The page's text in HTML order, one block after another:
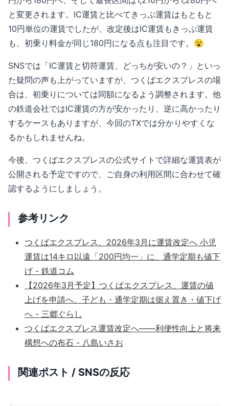
と変更されます。IC運賃と比べてきっぷ運賃はもともと
10円単位の運賃でしたが、改定後はIC運賃もきっぷ運賃
も、初乗り料金が同じ180円になる点も注目です。😮
SNSでは「IC運賃と切符運賃、どっちが安いの？」といっ
た疑問の声も上がっていますが、つくばエクスプレスの場
合は、初乗りについては同額になるよう調整されます。他
の鉄道会社ではIC運賃の方が安かったり、逆に高かったり
するケースもありますが、今回のTXでは分かりやすくな
るかもしれませんね。
今後、つくばエクスプレスの公式サイトで詳細な運賃表が
公開される予定ですので、ご自身の利用区間に合わせて確
認するようにしましょう。
参考リンク
つくばエクスプレス、2026年3月に運賃改定へ 小児
運賃は14キロ以遠「200円均一」に、通学定期も値下
げ - 鉄道コム
【2026年3月予定】つくばエクスプレス、運賃の値
上げを申請へ、子ども・通学定期は据え置き・値下げ
へ - 三郷ぐらし
つくばエクスプレス運賃改定へ――利便性向上と将来
構想への布石 - 八島いさお
関連ポスト / SNSの反応